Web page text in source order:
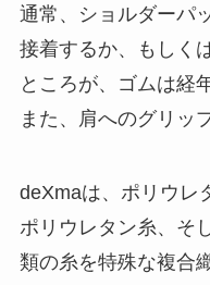
通常、ショルダーパ
接着するか、もしく
ところが、ゴムは経
また、肩へのグリッ
deXmaは、ポリウレ
ポリウレタン糸、そ
類の糸を特殊な複合